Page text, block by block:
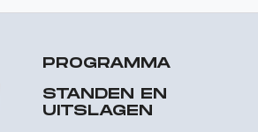
PROGRAMMA
STANDEN EN
UITSLAGEN